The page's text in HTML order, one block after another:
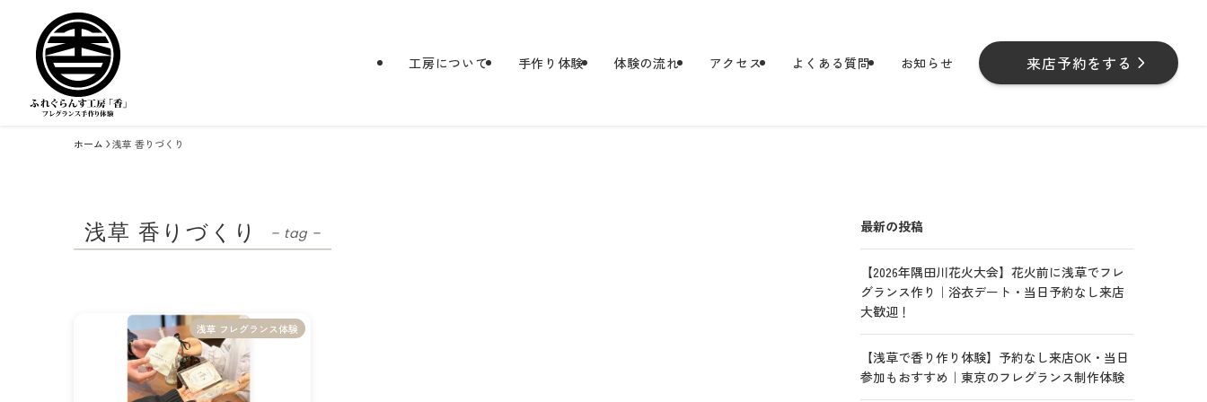
工房について 手作り体験 体験の流れ アクセス よくある質問 お知らせ 来店予約をする
ホーム 浅草 香りづくり
浅草 香りづくり – tag –
浅草 フレグランス体験
最新の投稿
【2026年隅田川花火大会】花火前に浅草でフレ
グランス作り｜浴衣デート・当日予約なし来店
大歓迎！
【浅草で香り作り体験】予約なし来店OK・当日
参加もおすすめ｜東京のフレグランス制作体験